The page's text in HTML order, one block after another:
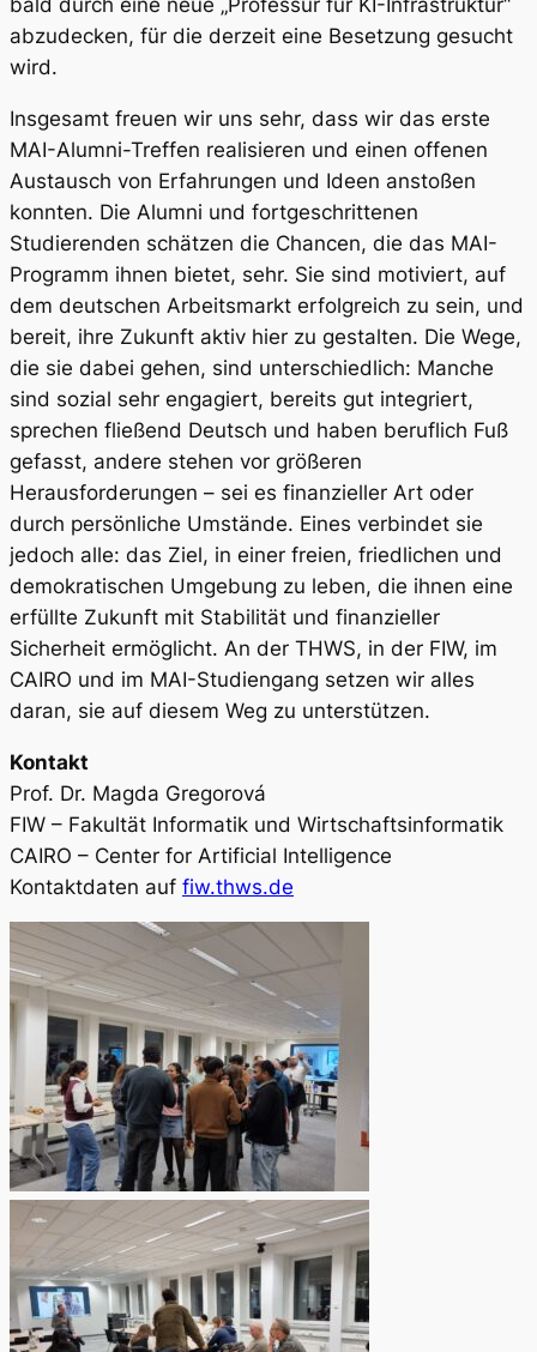
bald durch eine neue „Professur für KI-Infrastruktur“
abzudecken, für die derzeit eine Besetzung gesucht
wird.
Insgesamt freuen wir uns sehr, dass wir das erste
MAI-Alumni-Treffen realisieren und einen offenen
Austausch von Erfahrungen und Ideen anstoßen
konnten. Die Alumni und fortgeschrittenen
Studierenden schätzen die Chancen, die das MAI-
Programm ihnen bietet, sehr. Sie sind motiviert, auf
dem deutschen Arbeitsmarkt erfolgreich zu sein, und
bereit, ihre Zukunft aktiv hier zu gestalten. Die Wege,
die sie dabei gehen, sind unterschiedlich: Manche
sind sozial sehr engagiert, bereits gut integriert,
sprechen fließend Deutsch und haben beruflich Fuß
gefasst, andere stehen vor größeren
Herausforderungen – sei es finanzieller Art oder
durch persönliche Umstände. Eines verbindet sie
jedoch alle: das Ziel, in einer freien, friedlichen und
demokratischen Umgebung zu leben, die ihnen eine
erfüllte Zukunft mit Stabilität und finanzieller
Sicherheit ermöglicht. An der THWS, in der FIW, im
CAIRO und im MAI-Studiengang setzen wir alles
daran, sie auf diesem Weg zu unterstützen.
Kontakt
Prof. Dr. Magda Gregorová
FIW – Fakultät Informatik und Wirtschaftsinformatik
CAIRO – Center for Artificial Intelligence
Kontaktdaten auf fiw.thws.de